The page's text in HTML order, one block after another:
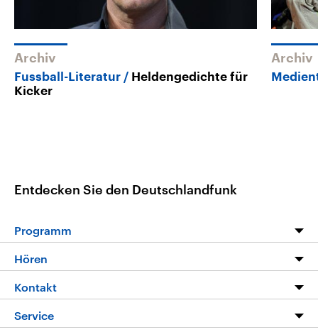
Archiv
Fussball-Literatur
Heldengedichte für
Kicker
Archiv
Entdecken Sie den Deutschlandfunk
Programm
Programm
Die Nachrichten
Nachrichtenleicht
Hören
Livestream
Podcasts
Kontakt
Hörerservice
Service